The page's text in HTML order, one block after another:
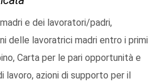
e dei lavoratori/padri,
delle lavoratrici madri entro i primi
Carta per le pari opportunità e
lavoro, azioni di supporto per il